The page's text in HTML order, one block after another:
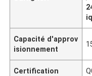
Capacité d'approv
isionnement
Certification